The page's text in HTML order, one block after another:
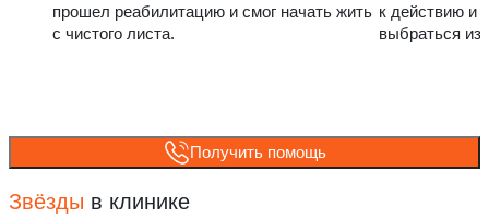
прошел реабилитацию и смог начать жить
с чистого листа.
к действию и
выбраться из
Получить помощь
Звёзды в клинике